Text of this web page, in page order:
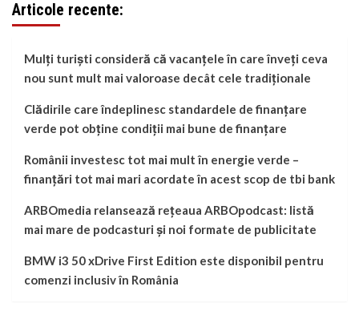
Articole recente:
Mulți turiști consideră că vacanțele în care înveți ceva
nou sunt mult mai valoroase decât cele tradiționale
Clădirile care îndeplinesc standardele de finanțare
verde pot obține condiții mai bune de finanțare
Românii investesc tot mai mult în energie verde –
finanțări tot mai mari acordate în acest scop de tbi bank
ARBOmedia relansează rețeaua ARBOpodcast: listă
mai mare de podcasturi și noi formate de publicitate
BMW i3 50 xDrive First Edition este disponibil pentru
comenzi inclusiv în România